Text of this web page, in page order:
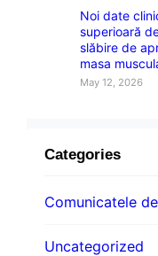
Noi date
superioară
slăbire de
masa
May 12, 2026
Categories
Comunicatele
Uncategorized